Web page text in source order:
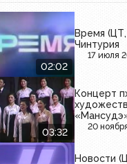
02:02
Время
Чинтурия
17 июля
03:32
Концерт
20
Новости